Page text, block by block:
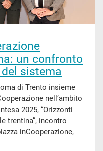
un confronto
sistema
di Trento insieme
nell’ambito
2025, “Orizzonti
trentina”, incontro
inCooperazione,